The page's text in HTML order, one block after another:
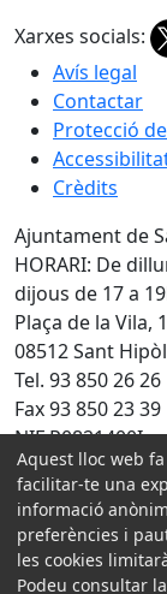
Xarxes socials:
Avís legal
Contactar
Protecció
Crèdits
Ajuntament de
HORARI: De
dijous de 17 a
Plaça de la Vila, 1
08512 Sant
Tel. 93 850 26 26
Fax 93 850 23 39
NIF P0821400I
Amb la
Aquest lloc web
facilitar-te una
informació
preferències i
les cookies
Podeu consultar la